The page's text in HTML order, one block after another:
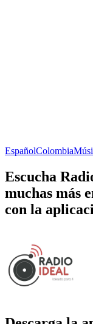
EspañolColombia
Escucha
muchas más
con la